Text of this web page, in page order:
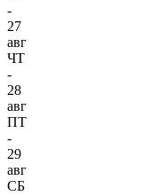
-
27
авг
ЧТ
-
28
авг
ПТ
-
29
авг
СБ